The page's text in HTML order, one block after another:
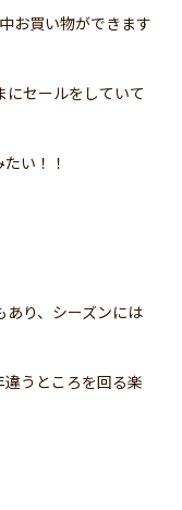
お買い物ができます
セールをしていて
い！！
り、シーズンには
うところを回る楽